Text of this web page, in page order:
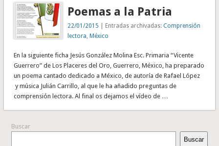
Poemas a la Patria
22/01/2015 | Entradas archivadas:Comprensión
lectora ,México
En la siguiente ficha Jesús González Molina Esc. Primaria “Vicente
Guerrero” de Los Placeres del Oro, Guerrero, México, ha preparado
un poema cantado dedicado a México, de autoría de Rafael López
y música Julián Carrillo, al que le ha añadido preguntas de
comprensión lectora. Al final os dejamos el vídeo de …
Buscar
Buscar